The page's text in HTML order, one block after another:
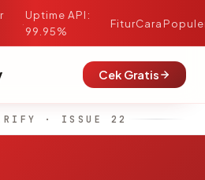
·
Uptime API:
99.95%
FiturCara
Cek Gratis
· ISSUE 22